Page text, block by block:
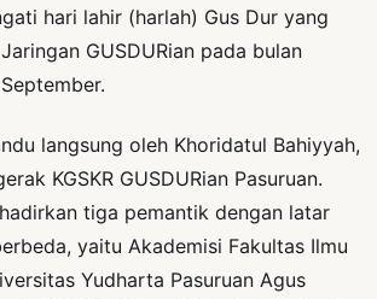
hari lahir (harlah) Gus Dur yang
GUSDURian pada bulan
langsung oleh Khoridatul Bahiyyah,
KGSKR GUSDURian Pasuruan.
tiga pemantik dengan latar
yaitu Akademisi Fakultas Ilmu
Yudharta Pasuruan Agus